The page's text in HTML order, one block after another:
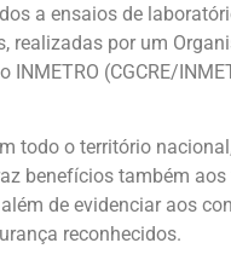
a ensaios de
por um
(CGCRE/
todo o território
benefícios também
de evidenciar aos
reconhecidos.